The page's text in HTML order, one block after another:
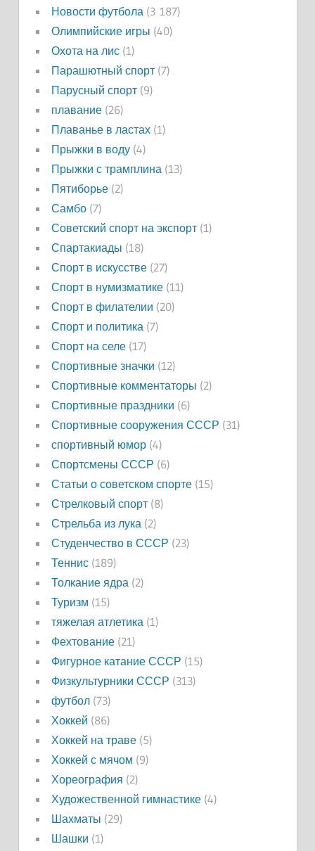
Новости футбола(3 187)
Олимпийские игры (40)
Охота на лис(1)
Парашютный спорт(7)
Парусный спорт(9)
плавание(26)
Плаванье в ластах(1)
Прыжки в воду(4)
Прыжки с трамплина(13)
Пятиборье(2)
Самбо(7)
Советский спорт на экспорт(1)
Спартакиады (18)
Спорт в искусстве(27)
Спорт в нумизматике(11)
Спорт в филателии (20)
Спорт и политика(7)
Спорт на селе(17)
Спортивные значки (12)
Спортивные комментаторы (2)
Спортивные праздники (6)
Спортивные сооружения СССР (31)
спортивный юмор(4)
Спортсмены СССР (6)
Статьи о советском спорте(15)
Стрелковый спорт(8)
Стрельба из лука(2)
Студенчество в СССР (23)
Теннис(189)
Толкание ядра(2)
Туризм (15)
тяжелая атлетика(1)
Фехтование(21)
Фигурное катание СССР (15)
Физкультурники СССР (313)
футбол(73)
Хоккей (86)
Хоккей на траве(5)
Хоккей с мячом (9)
Хореография (2)
Художественной гимнастике(4)
Шахматы (29)
Шашки (1)